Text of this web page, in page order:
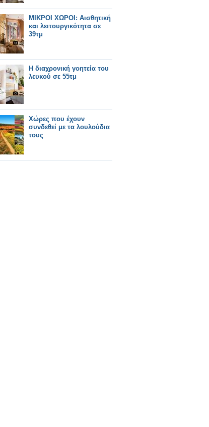
ΜΙΚΡΟΙ ΧΩΡΟΙ: Αισθητική
και λειτουργικότητα σε
39τμ
Η διαχρονική γοητεία του
λευκού σε 55τμ
Χώρες που έχουν
συνδεθεί με τα λουλούδια
τους